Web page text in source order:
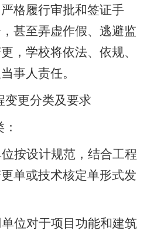
格履行审批和签证手
甚至弄虚作假、逃避监
，学校将依法、依规、
事人责任。
变更分类及要求
位按设计规范，结合工程
单或技术核定单形式发
单位对于项目功能和建筑